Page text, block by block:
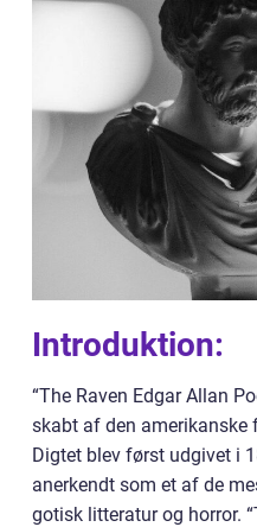
Introduktion:
“The Raven Edgar Allan
skabt af den amerikanske
Digtet blev først udgivet i
anerkendt som et af de
gotisk litteratur og horror.